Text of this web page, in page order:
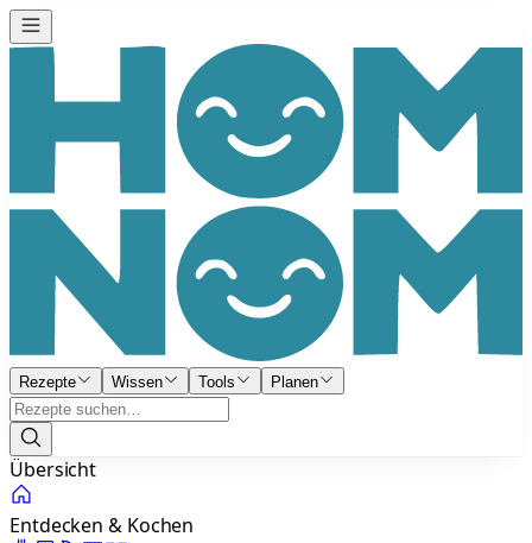
Rezepte Wissen Tools Planen
Übersicht
Entdecken & Kochen